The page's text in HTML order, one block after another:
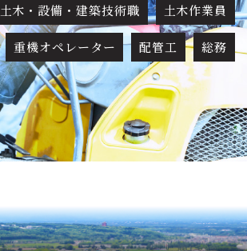
土木・設備・建築技術職 土木作業員
重機オペレーター 配管工 総務